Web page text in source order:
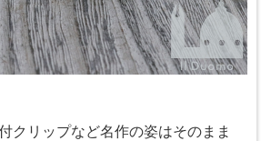
クリップなど名作の姿はそのまま